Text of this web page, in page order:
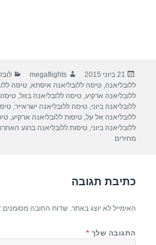
פורסם
בתאריך
21 ביוני 2015 מחבר
megaflights
ללובליאנה,טיסה ללובליאנה איסתא,טיסה
ללובליאנה ארקיע,טיסה ללובליאנה בזול,טיסה
ללובליאנה ביוני,טיסה ללובליאנה ישראייר,
ללובליאנה אל על,טיסות ללובליאנה ארקיע,
ללובליאנה ביוני,טיסות ללובליאנה ברגע
מחירים
כתיבת תגובה
האימייל לא יוצג באתר. שדות החובה מסומנים
התגובה שלך *